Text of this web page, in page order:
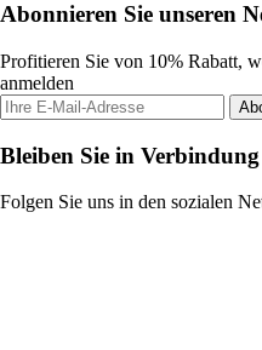
Abonnieren Sie unseren
Profitieren Sie von 10% Rabatt,
anmelden
Bleiben Sie in Verbindung
Folgen Sie uns in den sozialen